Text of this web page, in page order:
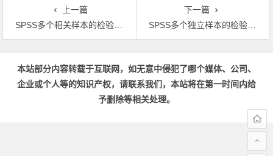
上一篇
SPSS多个相关样本的检验：基本原理
下一篇
SPSS多个独立样本的检验：基本原理
文章导航
本站部分内容转载于互联网，如无意中侵犯了哪个媒体、公司、
企业或个人等的知识产权，请联系我们，本站将在第一时间内给
予删除等相关处理。